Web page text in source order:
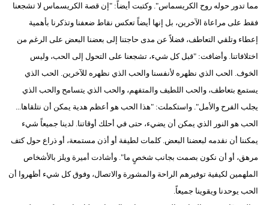
مما تدور حوله روح الكريسماس". وكتبت أيضاً: "إن قصة الكريسماس لا تشجعنا
فقط على مراعاة الآخرين، بل إنها أيضاً تعكس نقاط ضعفنا وتذكرنا بأهمية
إعطاء وتلقي التعاطف، فضلاً عن مدى حاجتنا إلى بعضنا البعض على الرغم من
اختلافاتنا. وأضافت: "قبل كل شيء، تشجعنا على التحول إلى الحب، وليس
الخوف. الحب الذي نظهره لأنفسنا والحب الذي نظهره للآخرين. الحب الذي
يستمع بتعاطف، والحب اللطيف والمتفهم، والحب الذي يتسامح والحب الذي
يجلب الفرح والأمل". واستكملت: "هذا الحب هو أعظم هدية يمكن أن نتلقاها...
الحب هو النور الذي يمكن أن يضيء، حتى في أحلك أوقاتنا. لدينا جميعاً شيء
يمكننا أن نقدمه لبعضنا البعض. كلمات لطيفة أو أذن مستمعة، أو ذراع حول كتف
مرهق، أو أن نكون بصمت بجانب شخصٍ ما". وأشادت أميرة ويلز بالأشخاص
الملهمين لكيفية توفيرهم الراحة والمشورة والاتصال، وفوق كل شيء أظهروا أن
الحب يوحدنا ويقوينا جميعاً.